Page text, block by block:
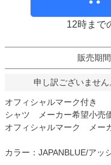
12時まで
販売期間
申し訳ございません
オフィシャルマーク付き
シャツ メーカー希望小売
オフィシャルマーク メー
カラー：JAPANBLUE/アッ